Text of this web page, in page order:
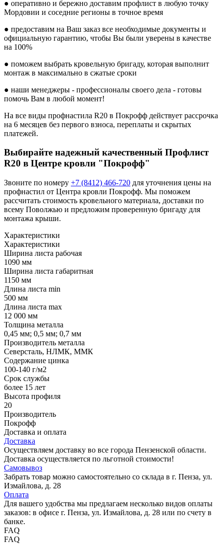
● оперативно и бережно доставим профлист в любую точку
Мордовии и соседние регионы в точное время
● предоставим на Ваш заказ все необходимые документы и
официальную гарантию, чтобы Вы были уверены в качестве
на 100%
● поможем выбрать кровельную бригаду, которая выполнит
монтаж в максимально в сжатые сроки
● наши менеджеры - профессионалы своего дела - готовы
помочь Вам в любой момент!
На все виды профнастила R20 в Покрофф действует рассрочка
на 6 месяцев без первого взноса, переплаты и скрытых
платежей.
Выбирайте надежный качественный Профлист
R20 в Центре кровли "Покрофф"
Звоните по номеру +7 (8412) 466-720 для уточнения цены на
профнастил от Центра кровли Покрофф. Мы поможем
рассчитать стоимость кровельного материала, доставки по
всему Поволжью и предложим проверенную бригаду для
монтажа крыши.
Характеристики
Характеристики
Ширина листа рабочая
1090 мм
Ширина листа габаритная
1150 мм
Длина листа min
500 мм
Длина листа max
12 000 мм
Толщина металла
0,45 мм; 0,5 мм; 0,7 мм
Производитель металла
Северсталь, НЛМК, ММК
Содержание цинка
100-140 г/м2
Срок службы
более 15 лет
Высота профиля
20
Производитель
Покрофф
Доставка и оплата
Доставка
Осуществляем доставку во все города Пензенской области.
Доставка осуществляется по льготной стоимости!
Самовывоз
Забрать товар можно самостоятельно со склада в г. Пенза, ул.
Измайлова, д. 28
Оплата
Для вашего удобства мы предлагаем несколько видов оплаты
заказов: в офисе г. Пенза, ул. Измайлова, д. 28 или по счету в
банке.
FAQ
FAQ